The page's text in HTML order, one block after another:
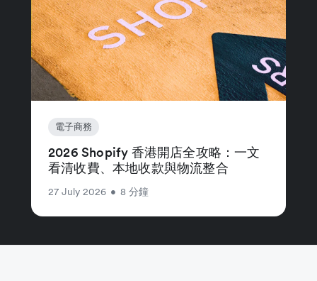
電子商務
2026 Shopify 香港開店全攻略：一文
看清收費、本地收款與物流整合
27 July 2026 • 8 分鐘